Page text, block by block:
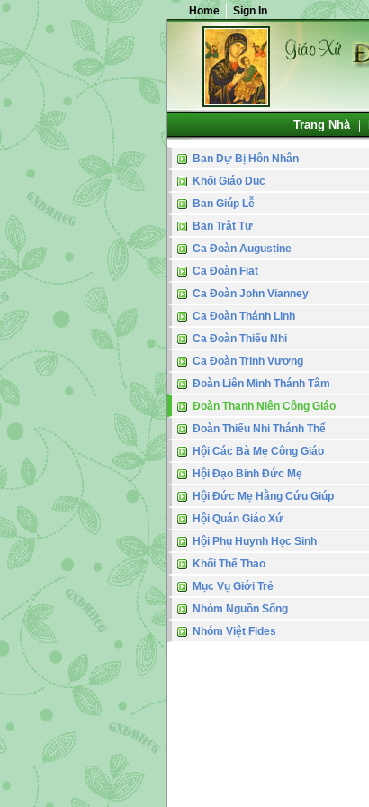
Home Sign In
Trang Nhà
Ban Dự Bị Hôn Nhân
Khối Giáo Dục
Ban Giúp Lễ
Ban Trật Tự
Ca Đoàn Augustine
Ca Đoàn Fiat
Ca Đoàn John Vianney
Ca Đoàn Thánh Linh
Ca Đoàn Thiếu Nhi
Ca Đoàn Trinh Vương
Đoàn Liên Minh Thánh Tâm
Đoàn Thanh Niên Công Giáo
Đoàn Thiếu Nhi Thánh Thể
Hội Các Bà Mẹ Công Giáo
Hội Đạo Binh Đức Mẹ
Hội Đức Mẹ Hằng Cứu Giúp
Hội Quán Giáo Xứ
Hội Phụ Huynh Học Sinh
Khối Thể Thao
Mục Vụ Giới Trẻ
Nhóm Nguồn Sống
Nhóm Việt Fides